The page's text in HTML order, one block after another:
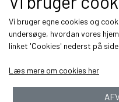
Vi bruger egne cookies og
undersøge, hvordan vores
linket 'Cookies' nederst på
Læs mere om cookies her